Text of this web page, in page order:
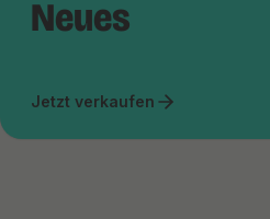
Neues
Jetzt verkaufen